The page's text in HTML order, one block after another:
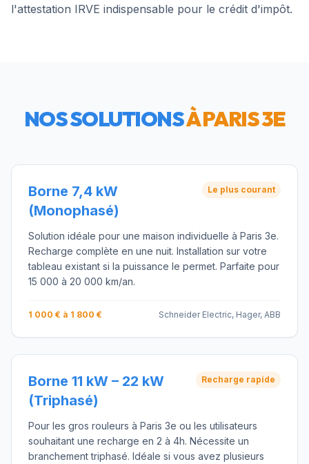
l'attestation IRVE indispensable pour le crédit d'impôt.
NOS SOLUTIONSÀPARIS 3E
Borne 7,4 kW
(Monophasé)
Le plus courant
Solution idéale pour une maison individuelle à Paris 3e.
Recharge complète en une nuit. Installation sur votre
tableau existant si la puissance le permet. Parfaite pour
15 000 à 20 000 km/an.
1 000 € à 1 800 € Schneider Electric, Hager, ABB
Borne 11 kW – 22 kW
(Triphasé)
Recharge rapide
Pour les gros rouleurs à Paris 3e ou les utilisateurs
souhaitant une recharge en 2 à 4h. Nécessite un
branchement triphasé. Idéale si vous avez plusieurs